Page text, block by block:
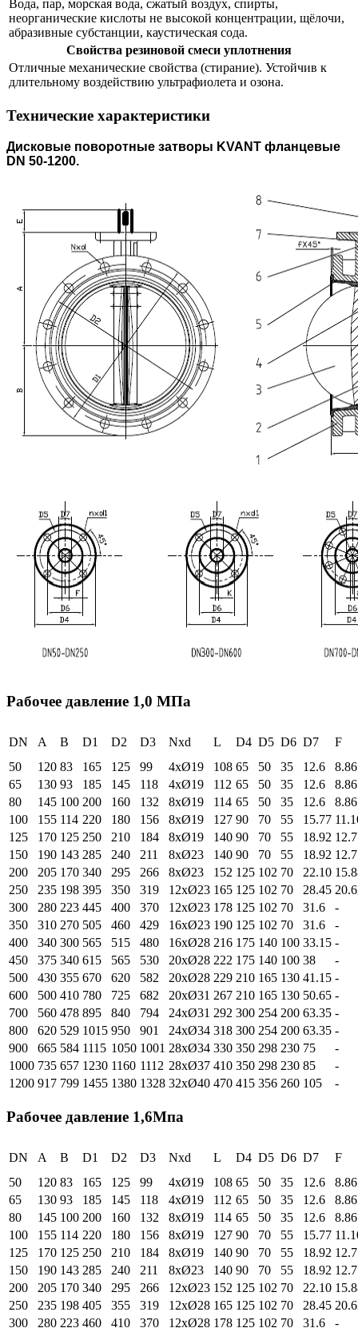
Вода, пар, морская вода, сжатый воздух, спирты,
неорганические кислоты не высокой концентрации, щёлочи,
абразивные субстанции, каустическая сода.
Свойства резиновой смеси уплотнения
Отличные механические свойства (стирание). Устойчив к
длительному воздействию ультрафиолета и озона.
Технические характеристики
Дисковые поворотные затворы KVANT фланцевые
DN 50-1200.
Рабочее давление 1,0 МПа
DN A B D1 D2 D3 Nxd L D4 D5 D6 D7
F
50
120 83 165 125 99 4xØ19 108 65 50 35 12.6
8.86
65
130 93 185 145 118 4xØ19 112 65 50 35 12.6
8.86
80
145 100 200 160 132 8xØ19 114 65 50 35 12.6
8.86
100
155 114 220 180 156 8xØ19 127 90 70 55 15.77
125
170 125 250 210 184 8xØ19 140 90 70 55 18.92 12.7
150
190 143 285 240 211 8xØ23 140 90 70 55 18.92 12.7
200
205 170 340 295 266 8xØ23 152 125 102 70 22.10
250
235 198 395 350 319 12xØ23 165 125 102 70 28.45
300
280 223 445 400 370 12xØ23 178 125 102 70 31.6
-
350
310 270 505 460 429 16xØ23 190 125 102 70 31.6
-
400
340 300 565 515 480 16xØ28 216 175 140 100 33.15 -
450
375 340 615 565 530 20xØ28 222 175 140 100 38
-
500
430 355 670 620 582 20xØ28 229 210 165 130 41.15 -
600
500 410 780 725 682 20xØ31 267 210 165 130 50.65 -
700
560 478 895 840 794 24xØ31 292 300 254 200 63.35 -
800
620 529 1015 950 901 24xØ34 318 300 254 200 63.35 -
900
665 584 1115 1050 1001 28xØ34 330 350 298 230 75
-
1000 735 657 1230 1160 1112 28xØ37 410 350 298 230 85
-
1200 917 799 1455 1380 1328 32xØ40 470 415 356 260 105 -
Рабочее давление 1,6Мпа
DN A B D1 D2 D3 Nxd L D4 D5 D6 D7
F
50
120 83 165 125 99 4xØ19 108 65 50 35 12.6
8.86
65
130 93 185 145 118 4xØ19 112 65 50 35 12.6
8.86
80
145 100 200 160 132 8xØ19 114 65 50 35 12.6
8.86
100
155 114 220 180 156 8xØ19 127 90 70 55 15.77
125
170 125 250 210 184 8xØ19 140 90 70 55 18.92 12.7
150
190 143 285 240 211 8xØ23 140 90 70 55 18.92 12.7
200
205 170 340 295 266 12xØ23 152 125 102 70 22.10
250
235 198 405 355 319 12xØ28 165 125 102 70 28.45
300
280 223 460 410 370 12xØ28 178 125 102 70 31.6
-